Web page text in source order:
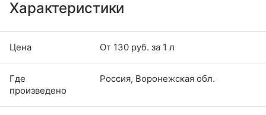
Характеристики
Цена От 130 руб. за 1 л
Где
произведено
Россия, Воронежская обл.